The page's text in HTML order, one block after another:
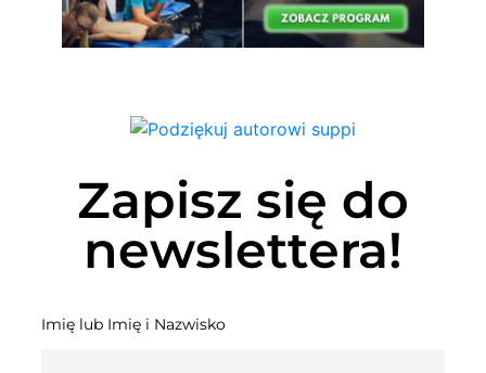
Zapisz się do
newslettera!
Imię lub Imię i Nazwisko